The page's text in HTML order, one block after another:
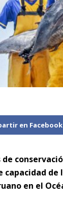
en Facebook
de
capacidad
en el